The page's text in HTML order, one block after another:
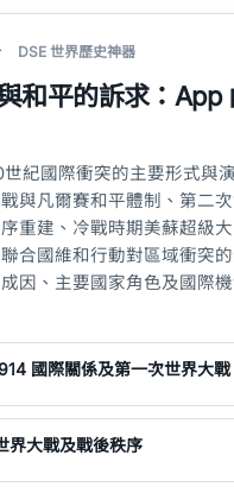
DSE 世界歷史神器
和平的訴求：App
紀國際衝突的主要形式與
與凡爾賽和平體制、第二
重建、冷戰時期美蘇超級
合國維和行動對區域衝突
因、主要國家角色及國際
國際關係及第一次世界大戰
界大戰及戰後秩序